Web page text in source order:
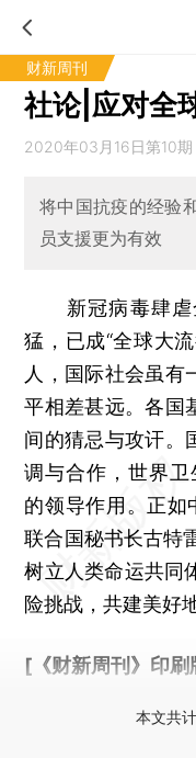
财新周刊
社论|应对全
2020年03月16日第10期
将中国抗疫的经验
员支援更为有效
新冠病毒肆虐
猛，已成“全球大
人，国际社会虽有
平相差甚远。各国
间的猜忌与攻讦。
调与合作，世界
的领导作用。正如
联合国秘书长古特
树立人类命运共同
险挑战，共建美好
[《财新周刊》印刷
本文共